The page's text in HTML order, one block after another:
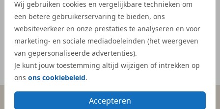
Wij gebruiken cookies en vergelijkbare technieken om
een betere gebruikerservaring te bieden, ons
websiteverkeer en onze prestaties te analyseren en voor
marketing- en sociale mediadoeleinden (het weergeven
van gepersonaliseerde advertenties).
Je kunt jouw toestemming altijd wijzigen of intrekken op
ons ons cookiebeleid.
Accepteren
Meer reviews